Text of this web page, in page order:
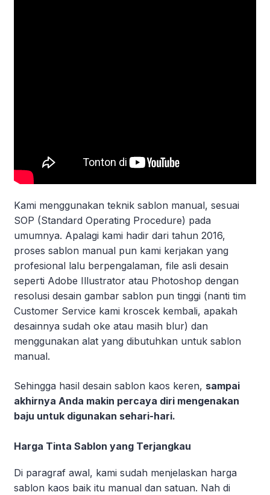
Kami menggunakan teknik sablon manual, sesuai
SOP (Standard Operating Procedure) pada
umumnya. Apalagi kami hadir dari tahun 2016,
proses sablon manual pun kami kerjakan yang
profesional lalu berpengalaman, file asli desain
seperti Adobe Illustrator atau Photoshop dengan
resolusi desain gambar sablon pun tinggi (nanti tim
Customer Service kami kroscek kembali, apakah
desainnya sudah oke atau masih blur) dan
menggunakan alat yang dibutuhkan untuk sablon
manual.
Sehingga hasil desain sablon kaos keren, sampai
akhirnya Anda makin percaya diri mengenakan
baju untuk digunakan sehari-hari.
Harga Tinta Sablon yang Terjangkau
Di paragraf awal, kami sudah menjelaskan harga
sablon kaos baik itu manual dan satuan. Nah di